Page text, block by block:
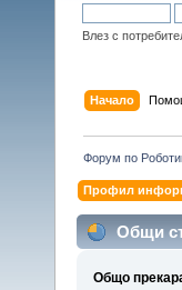
Влез с
Начало
Форум по
Профил
Общи
Общо